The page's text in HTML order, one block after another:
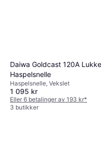
Daiwa Goldcast 120A
Haspelsnelle
Haspelsnelle, Vekslet
1 095 kr
Eller 6 betalinger av 193 kr*
3 butikker